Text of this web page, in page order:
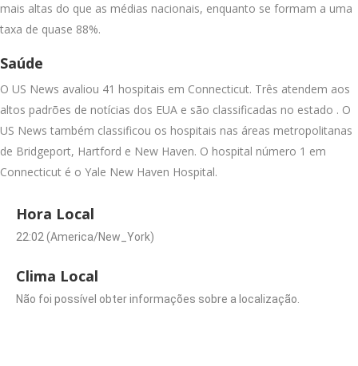
mais altas do que as médias nacionais, enquanto se formam a uma
taxa de quase 88%.
Saúde
O US News avaliou 41 hospitais em Connecticut. Três atendem aos
altos padrões de notícias dos EUA e são classificadas no estado . O
US News também classificou os hospitais nas áreas metropolitanas
de Bridgeport, Hartford e New Haven. O hospital número 1 em
Connecticut é o Yale New Haven Hospital.
Hora Local
22:02 (America/New_York)
Clima Local
Não foi possível obter informações sobre a localização.